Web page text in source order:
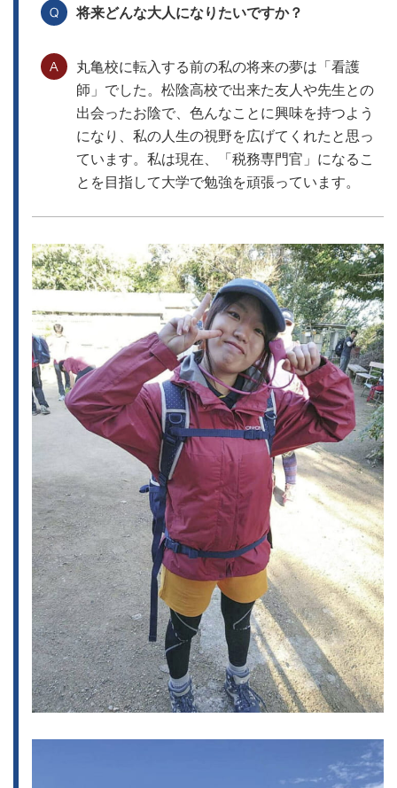
将来どんな大人になりたいですか？
丸亀校に転入する前の私の将来の夢は「看護
師」でした。松陰高校で出来た友人や先生との
出会ったお陰で、色んなことに興味を持つよう
になり、私の人生の視野を広げてくれたと思っ
ています。私は現在、「税務専門官」になるこ
とを目指して大学で勉強を頑張っています。